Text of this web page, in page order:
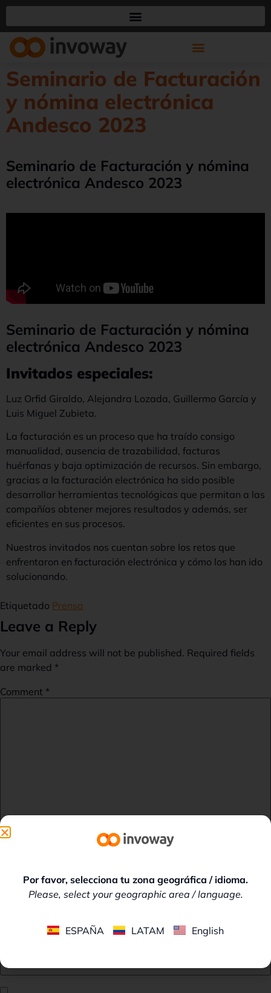
Seminario de Facturación
y nómina electrónica
Andesco 2023
Seminario de Facturación y nómina
electrónica Andesco 2023
Seminario de Facturación y nómina
electrónica Andesco 2023
Invitados especiales:
Luz Orfid Giraldo, Alejandra Lozada, Guillermo García y
Luis Miguel Zubieta.
La facturación es un proceso que ha traído consigo
manualidad, ausencia de trazabilidad, facturas
huérfanas y baja optimización de recursos. Sin embargo,
gracias a la facturación electrónica ha sido posible
desarrollar herramientas tecnológicas que permitan a las
compañías obtener mejores resultados y además, ser
eficientes en sus procesos.
Nuestros invitados nos cuentan sobre los retos que
enfrentaron en facturación electrónica y cómo los han ido
solucionando.
Etiquetado Prensa
Leave a Reply
Your email address will not be published. Required fields
are marked *
Comment *
*
Por favor, selecciona tu zona geográfica / idioma.
Please, select your geographic area / language.
ESPAÑA LATAM English